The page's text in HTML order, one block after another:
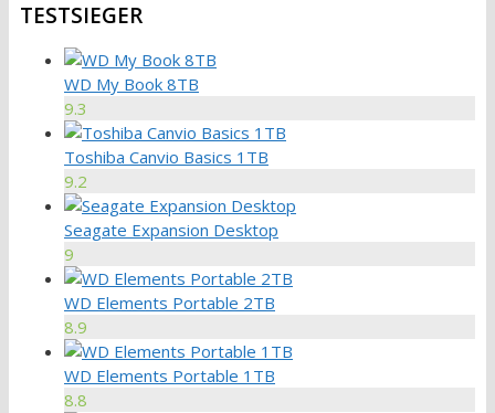
TESTSIEGER
WD My Book 8TB
9.3
Toshiba Canvio Basics 1TB
9.2
Seagate Expansion Desktop
9
WD Elements Portable 2TB
8.9
WD Elements Portable 1TB
8.8